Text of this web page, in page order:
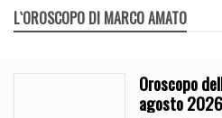
L`OROSCOPO DI MARCO AMATO
Oroscopo
agosto 2026